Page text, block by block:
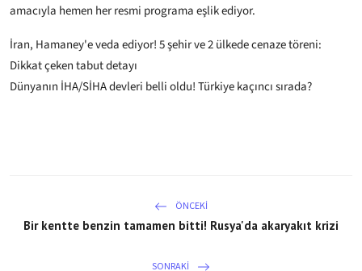
amacıyla hemen her resmi programa eşlik ediyor.
İran, Hamaney'e veda ediyor! 5 şehir ve 2 ülkede cenaze töreni:
Dikkat çeken tabut detayı
Dünyanın İHA/SİHA devleri belli oldu! Türkiye kaçıncı sırada?
ÖNCEKI
Bir kentte benzin tamamen bitti! Rusya'da akaryakıt krizi
SONRAKI